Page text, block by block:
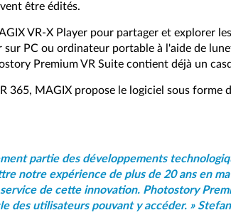
être édités.
VR-X Player pour partager et explorer
PC ou ordinateur portable à l'aide de
Premium VR Suite contient déjà un
365, MAGIX propose le logiciel sous forme
partie des développements
notre expérience de plus de 20 ans en
de cette innovation. Photostory
des utilisateurs pouvant y accéder. »